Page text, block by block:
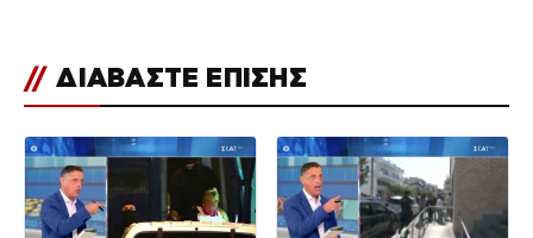
// ΔΙΑΒΑΣΤΕ ΕΠΙΣΗΣ